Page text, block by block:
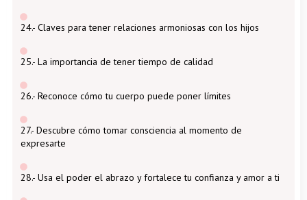
24.- Claves para tener relaciones armoniosas con los hijos
25.- La importancia de tener tiempo de calidad
26.- Reconoce cómo tu cuerpo puede poner límites
27.- Descubre cómo tomar consciencia al momento de
expresarte
28.- Usa el poder el abrazo y fortalece tu confianza y amor a ti